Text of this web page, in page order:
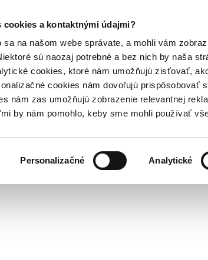
cookies a kontaktnými údajmi?
sa na našom webe správate, a mohli vám
sú naozaj potrebné a bez nich by naša
cookies, ktoré nám umožňujú zisťovať,
cookies nám dovoľujú prispôsobovať
nám zas umožňujú zobrazenie relevantnej
by nám pomohlo, keby sme mohli používať
Personalizačné Analytické